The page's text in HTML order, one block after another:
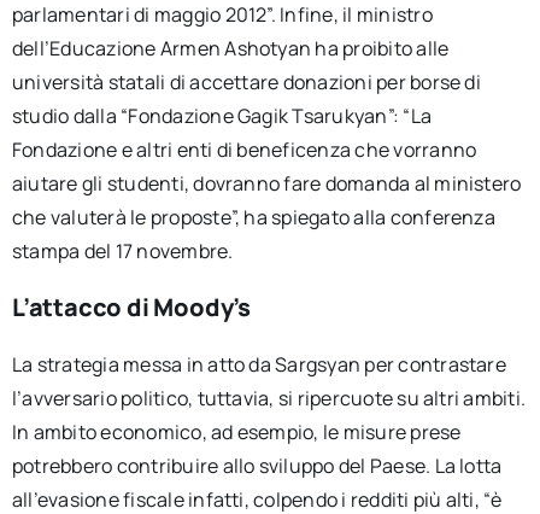
parlamentari di maggio 2012”. Infine, il ministro
dell’Educazione Armen Ashotyan ha proibito alle
università statali di accettare donazioni per borse di
studio dalla “Fondazione Gagik Tsarukyan”: “La
Fondazione e altri enti di beneficenza che vorranno
aiutare gli studenti, dovranno fare domanda al ministero
che valuterà le proposte”, ha spiegato alla conferenza
stampa del 17 novembre.
L’attacco di Moody’s
La strategia messa in atto da Sargsyan per contrastare
l’avversario politico, tuttavia, si ripercuote su altri ambiti.
In ambito economico, ad esempio, le misure prese
potrebbero contribuire allo sviluppo del Paese. La lotta
all’evasione fiscale infatti, colpendo i redditi più alti, “è